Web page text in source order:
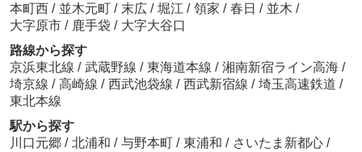
本町西 / 並木元町 / 末広 / 堀江 / 領家 / 春日 / 並木 /
大字原市 / 鹿手袋 / 大字大谷口
路線から探す
京浜東北線 / 武蔵野線 / 東海道本線 / 湘南新宿ライン高海 /
埼京線 / 高崎線 / 西武池袋線 / 西武新宿線 / 埼玉高速鉄道 /
東北本線
駅から探す
川口元郷 / 北浦和 / 与野本町 / 東浦和 / さいたま新都心 /